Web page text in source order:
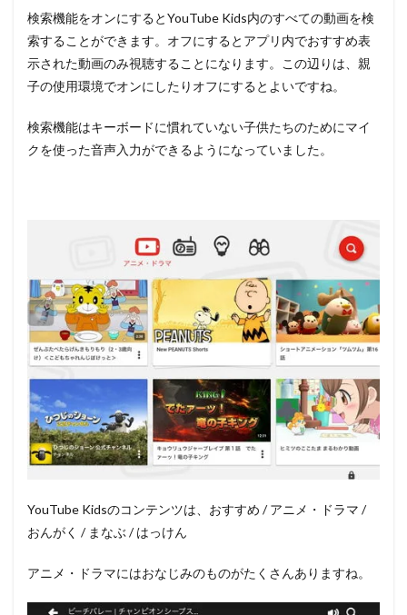
検索機能をオンにするとYouTube Kids内のすべての動画を検
索することができます。オフにするとアプリ内でおすすめ表
示された動画のみ視聴することになります。この辺りは、親
子の使用環境でオンにしたりオフにするとよいですね。
検索機能はキーボードに慣れていない子供たちのためにマイ
クを使った音声入力ができるようになっていました。
YouTube Kidsのコンテンツは、おすすめ / アニメ・ドラマ /
おんがく / まなぶ / はっけん
アニメ・ドラマにはおなじみのものがたくさんありますね。